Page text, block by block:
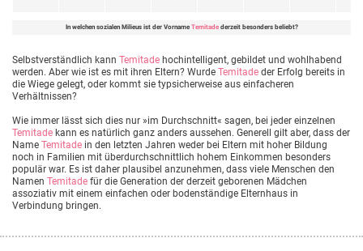
In welchen sozialen Milieus ist der Vorname Temitadederzeit besonders beliebt?
Selbstverständlich kann Temitade hochintelligent, gebildet und wohlhabend
werden. Aber wie ist es mit ihren Eltern? Wurde Temitade der Erfolg bereits in
die Wiege gelegt, oder kommt sie typsicherweise aus einfacheren
Verhältnissen?
Wie immer lässt sich dies nur »im Durchschnitt« sagen, bei jeder einzelnen
Temitade kann es natürlich ganz anders aussehen. Generell gilt aber, dass der
Name Temitade in den letzten Jahren weder bei Eltern mit hoher Bildung
noch in Familien mit überdurchschnittlich hohem Einkommen besonders
populär war. Es ist daher plausibel anzunehmen, dass viele Menschen den
Namen Temitade für die Generation der derzeit geborenen Mädchen
assoziativ mit einem einfachen oder bodenständige Elternhaus in
Verbindung bringen.